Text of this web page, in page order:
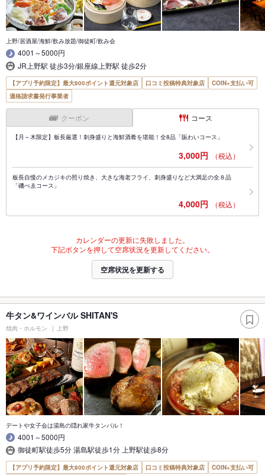
上野/居酒屋/海鮮/飲み放題/御徒町/飲み会
4001～5000円
JR上野駅 徒歩3分/銀座線上野駅 徒歩2分
【アプリ予約限定】最大800ポイント還元対象店 口コミ投稿特典対象店
COIN+支払い可
適格請求書発行事業者
クーポン コース
【月～木限定】板長厳選！刺身盛りと海鮮酒肴を堪能！全8品「賑わいコース」
3,000円 （税込）
板長自慢のメカジキの照り焼き、大きな海老フライ、刺身盛りなど大満足の全８品
「磯べゑコース」
4,000円 （税込）
カレンダーの更新に失敗しました。
下記ボタンを押して空席状況を更新してください。
空席状況を更新する
牛タン&ワインバル SHITAN'S
焼肉・ホルモン 上野
デートや女子会は湯島の隠れ家牛タンバル！
4001～5000円
御徒町駅徒歩5分 湯島駅徒歩1分 上野駅徒歩8分
【アプリ予約限定】最大800ポイント還元対象店 口コミ投稿特典対象店
COIN+支払い可